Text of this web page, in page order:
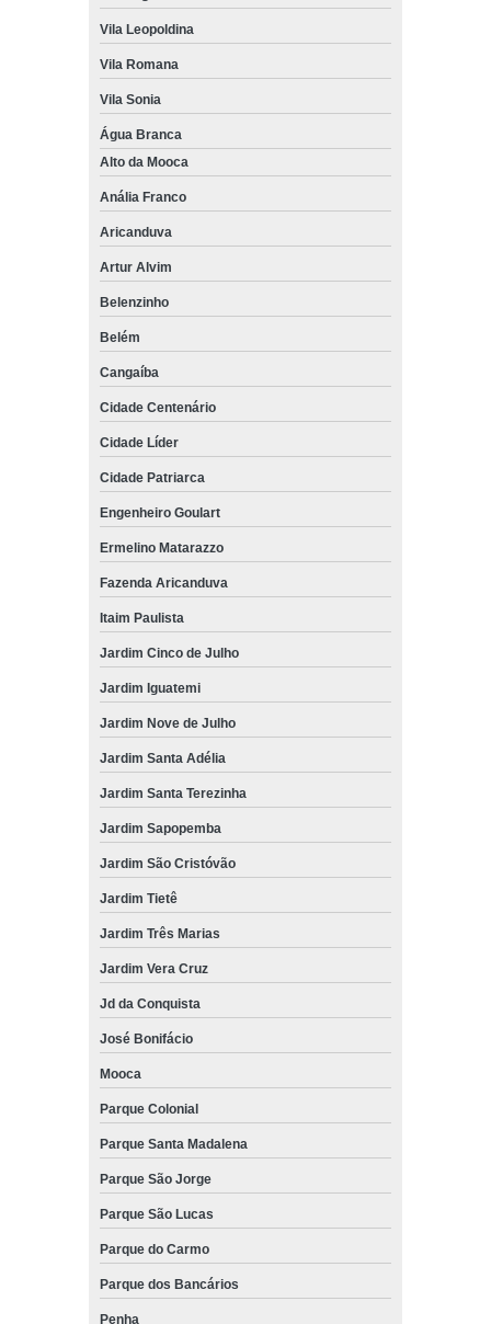
Vila Leopoldina
Vila Romana
Vila Sonia
Água Branca
Alto da Mooca
Anália Franco
Aricanduva
Artur Alvim
Belenzinho
Belém
Cangaíba
Cidade Centenário
Cidade Líder
Cidade Patriarca
Engenheiro Goulart
Ermelino Matarazzo
Fazenda Aricanduva
Itaim Paulista
Jardim Cinco de Julho
Jardim Iguatemi
Jardim Nove de Julho
Jardim Santa Adélia
Jardim Santa Terezinha
Jardim Sapopemba
Jardim São Cristóvão
Jardim Tietê
Jardim Três Marias
Jardim Vera Cruz
Jd da Conquista
José Bonifácio
Mooca
Parque Colonial
Parque Santa Madalena
Parque São Jorge
Parque São Lucas
Parque do Carmo
Parque dos Bancários
Penha